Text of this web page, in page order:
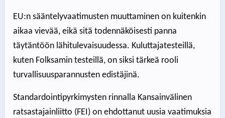
EU:n sääntelyvaatimusten muuttaminen on kuitenkin
aikaa vievää, eikä sitä todennäköisesti panna
täytäntöön lähitulevaisuudessa. Kuluttajatesteillä,
kuten Folksamin testeillä, on siksi tärkeä rooli
turvallisuusparannusten edistäjinä.
Standardointipyrkimysten rinnalla Kansainvälinen
ratsastajainliitto (FEI) on ehdottanut uusia vaatimuksia